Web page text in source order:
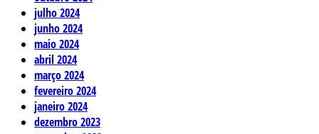
julho 2024
junho 2024
maio 2024
abril 2024
março 2024
fevereiro 2024
janeiro 2024
dezembro 2023